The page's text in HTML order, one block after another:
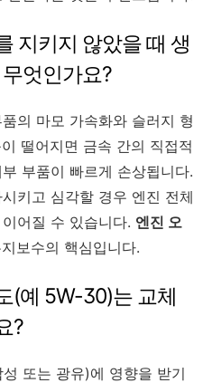
지키지 않았을 때 생
엇인가요?
의 마모 가속화와 슬러지 형
떨어지면 금속 간의 직접적
부품이 빠르게 손상됩니다.
키고 심각할 경우 엔진 전체
어질 수 있습니다. 엔진 오
보수의 핵심입니다.
(예 5W-30)는 교체
?
또는 광유)에 영향을 받기